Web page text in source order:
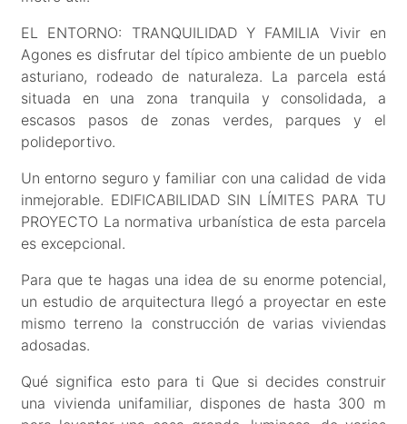
EL ENTORNO: TRANQUILIDAD Y FAMILIA Vivir en
Agones es disfrutar del típico ambiente de un pueblo
asturiano, rodeado de naturaleza. La parcela está
situada en una zona tranquila y consolidada, a
escasos pasos de zonas verdes, parques y el
polideportivo.
Un entorno seguro y familiar con una calidad de vida
inmejorable. EDIFICABILIDAD SIN LÍMITES PARA TU
PROYECTO La normativa urbanística de esta parcela
es excepcional.
Para que te hagas una idea de su enorme potencial,
un estudio de arquitectura llegó a proyectar en este
mismo terreno la construcción de varias viviendas
adosadas.
Qué significa esto para ti Que si decides construir
una vivienda unifamiliar, dispones de hasta 300 m